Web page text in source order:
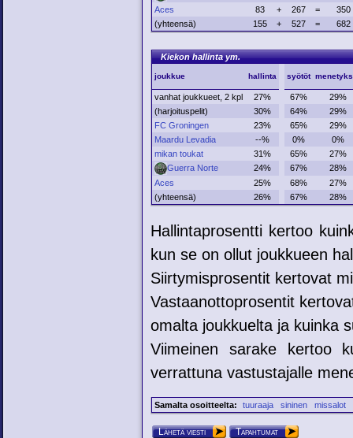
Aces
83 + 267 =
350
(yhteensä)
155 + 527 = 682
Kiekon hallinta ym.
joukkue hallinta syötöt
vanhat joukkueet, 2 kpl 27% 67%
29%
(harjoituspelit)
30% 64%
29%
FC Groningen
23% 65%
29%
Maardu Levadia
--% 0%
0%
mikan toukat
31% 65%
27%
Guerra Norte
24% 67%
28%
Aces
25% 68%
27%
(yhteensä)
26% 67% 28%
Hallintaprosentti kertoo
kun se on ollut joukkueen
Siirtymisprosentit kertovat
Vastaanottoprosentit
omalta joukkuelta ja kuinka
Viimeinen sarake kertoo
verrattuna vastustajalle
Samalta osoitteelta: tuuraaja sininen missalot
Lähetä viesti Tapahtumat